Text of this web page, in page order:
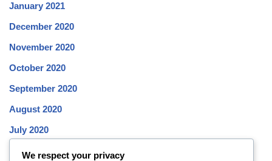
January 2021
December 2020
November 2020
October 2020
September 2020
August 2020
July 2020
June 2020
We respect your privacy